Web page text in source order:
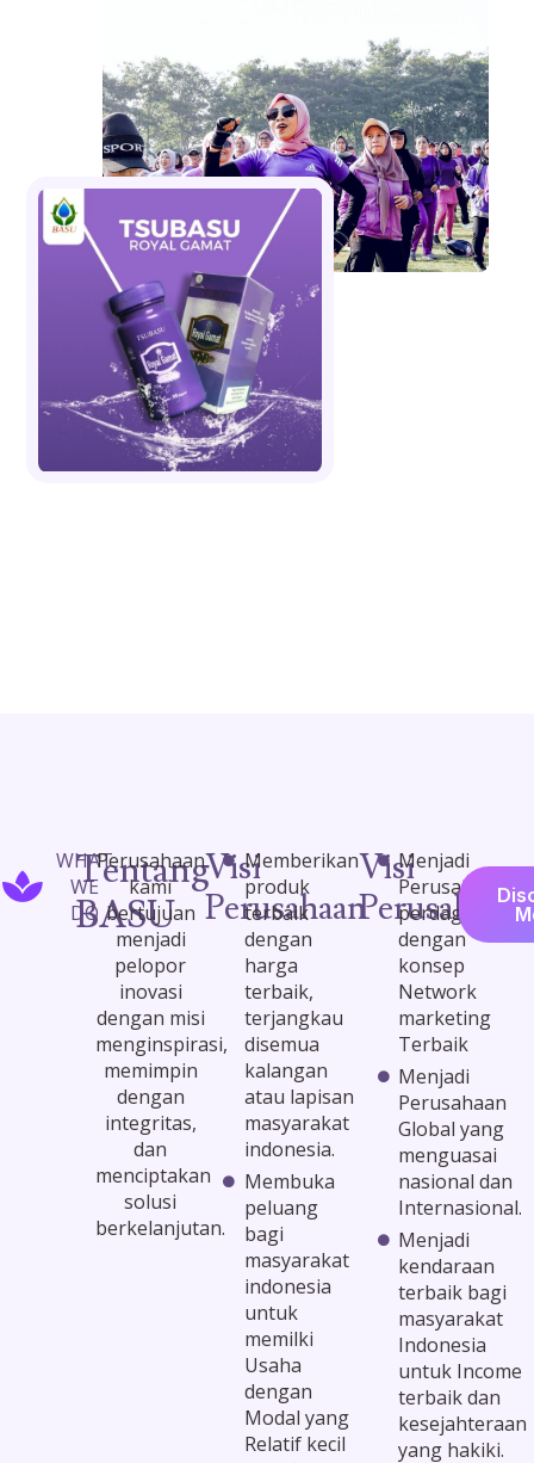
WHAT
WE
DO
Tentang
BASU
Perusahaan
kami
bertujuan
menjadi
pelopor
inovasi
dengan misi
menginspirasi,
memimpin
dengan
integritas,
dan
menciptakan
solusi
berkelanjutan.
Visi
Perusahaan
Memberikan
produk
terbaik
dengan
harga
terbaik,
terjangkau
disemua
kalangan
atau lapisan
masyarakat
indonesia.
Membuka
peluang
bagi
masyarakat
indonesia
untuk
memilki
Usaha
dengan
Modal yang
Relatif kecil
Visi
Perusahaan
Menjadi
Perusahaan
perdagangan
dengan
konsep
Network
marketing
Terbaik
Menjadi
Perusahaan
Global yang
menguasai
nasional dan
Internasional.
Menjadi
kendaraan
terbaik bagi
masyarakat
Indonesia
untuk Income
terbaik dan
kesejahteraan
yang hakiki.